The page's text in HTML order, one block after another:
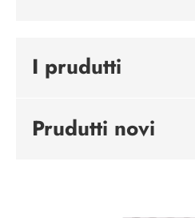
I prudutti
Prudutti novi